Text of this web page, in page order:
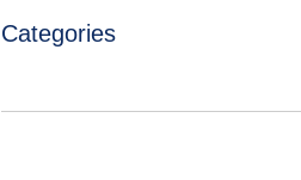
Categories